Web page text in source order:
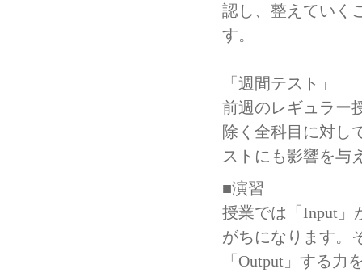
認し、整えていく
す。
「週間テスト」
前週のレギュラー
除く全科目に対し
ストにも影響を与
■演習
授業では「Input」
がちになります。
「Output」する力